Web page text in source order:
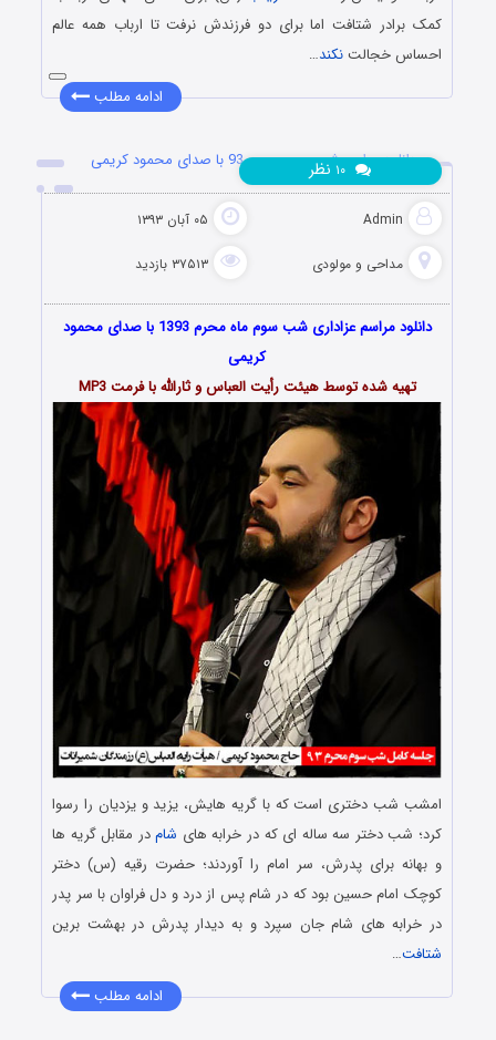
کمک برادر شتافت اما برای دو فرزندش نرفت تا ارباب همه عالم
احساس خجالتنکند…
ادامه مطلب
دانلود مراسم شب سوم محرم 93 با صدای محمود کریمی
Admin ۰۵ آبان ۱۳۹۳
مداحی و مولودی ۳۷۵۱۳ بازدید
نظر
دانلود مراسم عزاداری شب سوم ماه محرم 1393 با صدای محمود
کریمی
تهیه شده توسط هیئت رأیت العباس و ثارالله با فرمت MP3
امشب شب دختری است که با گریه هایش، یزید و یزدیان را رسوا
کرد؛ شب دختر سه ساله ای که در خرابه های شامدر مقابل گریه ها
و بهانه برای پدرش، سر امام را آوردند؛ حضرت رقیه (س) دختر
کوچک امام حسین بود که در شام پس از درد و دل فراوان با سر پدر
در خرابه های شام جان سپرد و به دیدار پدرش در بهشت برین
شتافت…
ادامه مطلب